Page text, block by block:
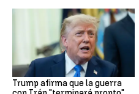
Trump afirma que la guerra